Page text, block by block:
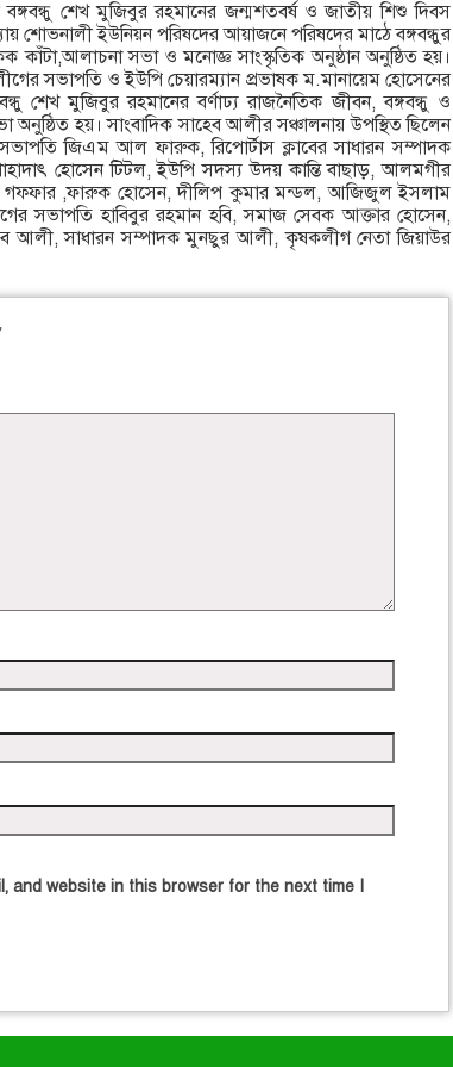
শেখ মুজিবুর রহমানের জন্মশতবর্ষ ও জাতীয় শিশু দিবস
শােভনালী ইউনিয়ন পরিষদের আয়াজনে পরিষদের মাঠে বঙ্গবন্ধুর
কাঁটা,আলাচনা সভা ও মনােজ্ঞ সাংস্কৃতিক অনুষ্ঠান অনুষ্ঠিত হয়।
সভাপতি ও ইউপি চেয়ারম্যান প্রভাষক ম.মানায়েম হােসেনের
শেখ মুজিবুর রহমানের বর্ণাঢ্য রাজনৈতিক জীবন, বঙ্গবন্ধু ও
অনুষ্ঠিত হয়। সাংবাদিক সাহেব আলীর সঞ্চালনায় উপস্থিত ছিলেন
সভাপতি জিএম আল ফারুক, রিপাের্টাস ক্লাবের সাধারন সম্পাদক
হােসেন টিটল, ইউপি সদস্য উদয় কান্তি বাছাড়, আলমগীর
গফ্ফার ,ফারুক হােসেন, দীলিপ কুমার মন্ডল, আজিজুল ইসলাম
সভাপতি হাবিবুর রহমান হবি, সমাজ সেবক আক্তার হােসেন,
আলী, সাধারন সম্পাদক মুনছুর আলী, কৃষকলীগ নেতা জিয়াউর
and website in this browser for the next time I